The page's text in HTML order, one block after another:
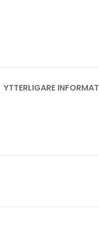
YTTERLIGARE